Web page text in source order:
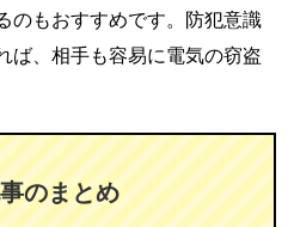
のもおすすめです。防犯意識
ば、相手も容易に電気の窃盗
のまとめ